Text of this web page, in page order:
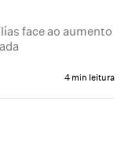
face ao aumento
4 min leitura